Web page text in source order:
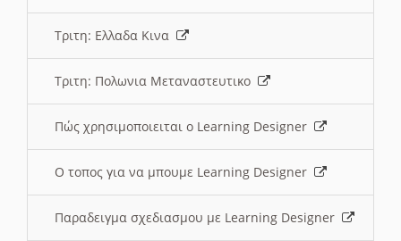
Τριτη: Ελλαδα Κινα
Τριτη: Πολωνια Μεταναστευτικο
Πώς χρησιμοποιειται ο Learning Designer
O τοπος για να μπουμε Learning Designer
Παραδειγμα σχεδιασμου με Learning Designer